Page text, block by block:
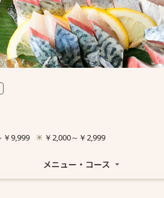
￥9,999 ￥2,000～￥2,999
メニュー・コース